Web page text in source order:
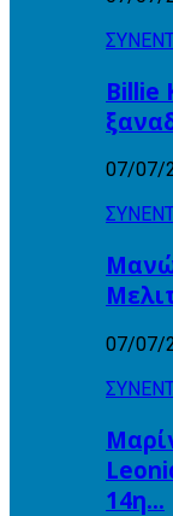
Billie
07/07/
07/07/
14η…